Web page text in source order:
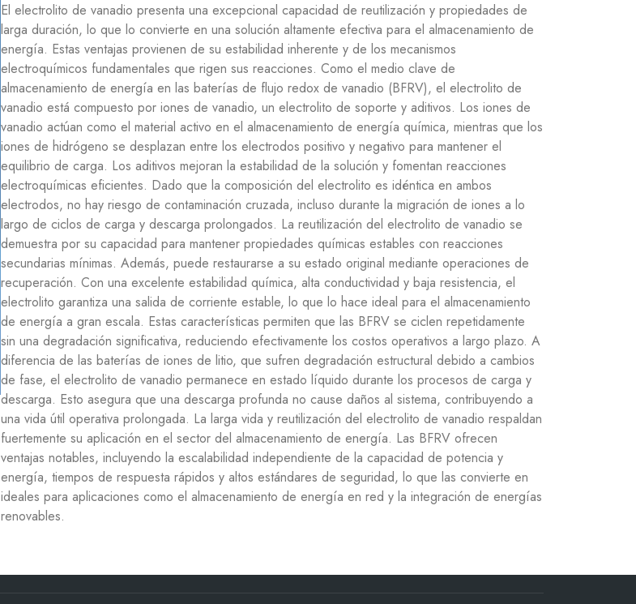
El electrolito de vanadio presenta una excepcional capacidad de reutilización y propiedades de
larga duración, lo que lo convierte en una solución altamente efectiva para el almacenamiento de
energía. Estas ventajas provienen de su estabilidad inherente y de los mecanismos
electroquímicos fundamentales que rigen sus reacciones. Como el medio clave de
almacenamiento de energía en las baterías de flujo redox de vanadio (BFRV), el electrolito de
vanadio está compuesto por iones de vanadio, un electrolito de soporte y aditivos. Los iones de
vanadio actúan como el material activo en el almacenamiento de energía química, mientras que los
iones de hidrógeno se desplazan entre los electrodos positivo y negativo para mantener el
equilibrio de carga. Los aditivos mejoran la estabilidad de la solución y fomentan reacciones
electroquímicas eficientes. Dado que la composición del electrolito es idéntica en ambos
electrodos, no hay riesgo de contaminación cruzada, incluso durante la migración de iones a lo
largo de ciclos de carga y descarga prolongados. La reutilización del electrolito de vanadio se
demuestra por su capacidad para mantener propiedades químicas estables con reacciones
secundarias mínimas. Además, puede restaurarse a su estado original mediante operaciones de
recuperación. Con una excelente estabilidad química, alta conductividad y baja resistencia, el
electrolito garantiza una salida de corriente estable, lo que lo hace ideal para el almacenamiento
de energía a gran escala. Estas características permiten que las BFRV se ciclen repetidamente
sin una degradación significativa, reduciendo efectivamente los costos operativos a largo plazo. A
diferencia de las baterías de iones de litio, que sufren degradación estructural debido a cambios
de fase, el electrolito de vanadio permanece en estado líquido durante los procesos de carga y
descarga. Esto asegura que una descarga profunda no cause daños al sistema, contribuyendo a
una vida útil operativa prolongada. La larga vida y reutilización del electrolito de vanadio respaldan
fuertemente su aplicación en el sector del almacenamiento de energía. Las BFRV ofrecen
ventajas notables, incluyendo la escalabilidad independiente de la capacidad de potencia y
energía, tiempos de respuesta rápidos y altos estándares de seguridad, lo que las convierte en
ideales para aplicaciones como el almacenamiento de energía en red y la integración de energías
renovables.